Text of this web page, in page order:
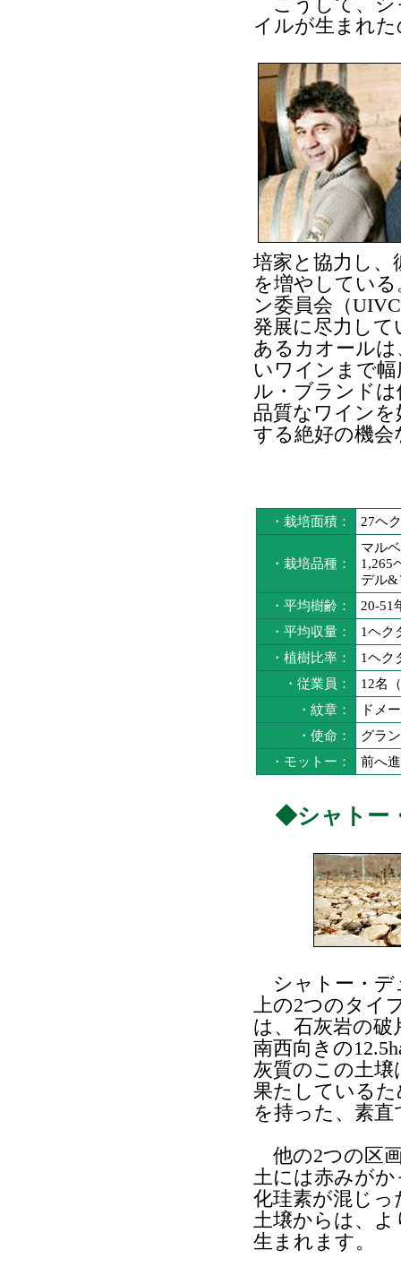
イルが生まれ
培家と協力し
を増やしてい
ン委員会（
発展に尽力し
あるカオール
いワインまで
ル・ブランド
品質なワイン
する絶好の機
・栽培面積： 27ヘ
・栽培品種：
マル
1,265
デル&
・平均樹齢：
20-51
・平均収量：
1ヘク
・植樹比率：
1ヘク
・従業員：
12名
・紋章：
ドメ
・使命：
グラ
・モットー：
前へ
◆シャトー
シャトー・デ
上の2つのタイ
は、石灰岩の
南西向きの
灰質のこの土
果たしている
を持った、素
他の2つの区
土には赤みが
化珪素が混じ
土壌からは、
生まれます。